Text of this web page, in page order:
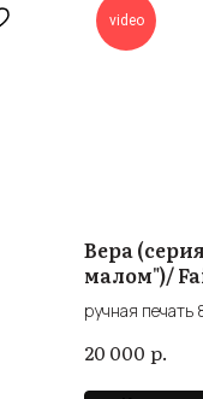
video
Вера
малом")/
ручная
20 000 р.